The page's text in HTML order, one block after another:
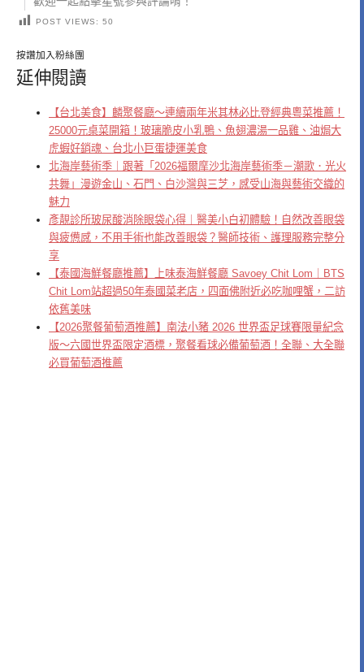
POST VIEWS: 50
按讚加入粉絲團
延伸閱讀
【台北美食】麟聚餐廳～連續兩年米其林必比登經典粵菜推薦！
25000元桌菜開箱！玻璃脆皮小乳鴨、魚翅濃湯一品雞、油焗大
虎蝦好銷魂、台北小巨蛋捷運美食
北海岸藝術季｜跟著「2026福爾摩沙北海岸藝術季－潮歌．光火
共舞」漫遊金山、石門、白沙灣與三芝，感受山海與藝術交織的
魅力
彥靚診所玻尿酸消除眼袋心得｜醫美小白初體驗！自然改善眼袋
與疲憊感，不用手術也能改善眼袋？醫師技術、護理服務完整分
享
【泰國海鮮餐廳推薦】上味泰海鮮餐廳 Savoey Chit Lom｜BTS
Chit Lom站超過50年泰國菜老店，四面佛附近必吃咖哩蟹，二訪
依舊美味
【2026聚餐葡萄酒推薦】南法小豬 2026 世界盃足球賽限量紀念
版～六國世界盃限定酒標，聚餐看球必備葡萄酒！全聯、大全聯
必買葡萄酒推薦